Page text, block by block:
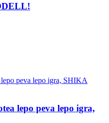
lepo peva lepo igra,